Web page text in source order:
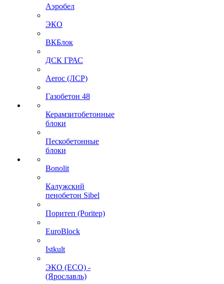
Аэробел
ЭКО
ВКБлок
ДСК ГРАС
Aeroc (ЛСР)
Газобетон 48
Керамзитобетонные
блоки
Пескобетонные
блоки
Bonolit
Калужский
пенобетон Sibel
Поритеп (Poritep)
EuroBlock
Istkult
ЭКО (ECO) -
(Ярославль)